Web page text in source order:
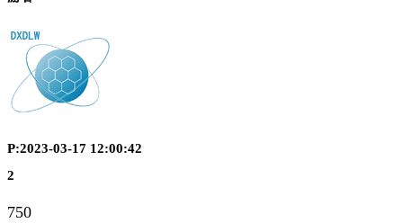
P:2023-03-17 12:00:42
2
750